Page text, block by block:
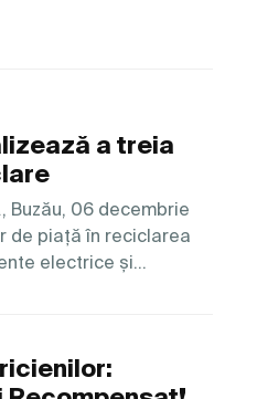
a treia
Buzău, 06 decembrie
de piață în reciclarea
electrice și…